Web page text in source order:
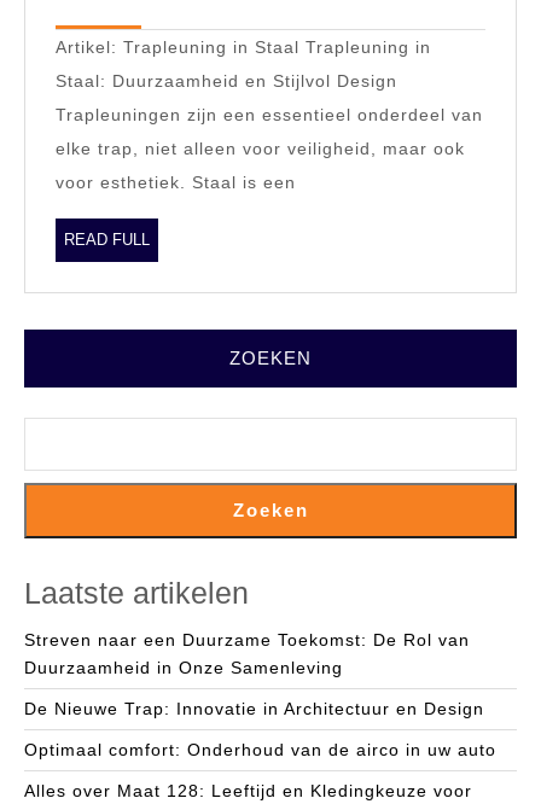
Trapleuning
in
Staal
voor
een
Artikel: Trapleuning in Staal Trapleuning in
Staal: Duurzaamheid en Stijlvol Design
Trapleuningen zijn een essentieel onderdeel van
elke trap, niet alleen voor veiligheid, maar ook
voor esthetiek. Staal is een
READ FULL
FULL
ZOEKEN
Zoeken
Laatste artikelen
Streven naar een Duurzame Toekomst: De Rol van
Duurzaamheid in Onze Samenleving
De Nieuwe Trap: Innovatie in Architectuur en Design
Optimaal comfort: Onderhoud van de airco in uw auto
Alles over Maat 128: Leeftijd en Kledingkeuze voor